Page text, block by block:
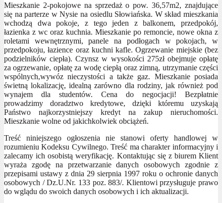
Mieszkanie 2-pokojowe na sprzedaż o pow. 36,57m2, znajdujące
się na parterze w Nysie na osiedlu Słowiańska. W skład mieszkania
wchodzą dwa pokoje, z tego jeden z balkonem, przedpokój,
łazienka z wc oraz kuchnia. Mieszkanie po remoncie, nowe okna z
roletami wewnętrznymi, panele na podłogach w pokojach, w
przedpokoju, łazience oraz kuchni kafle. Ogrzewanie miejskie (bez
podzielników ciepła). Czynsz w wysokości 275zł obejmuje opłatę
za ogrzewanie, opłatę za wodę ciepłą oraz zimną, utrzymanie części
wspólnych,wywóz nieczystości a także gaz. Mieszkanie posiada
świetną lokalizację, idealną zarówno dla rodziny, jak również pod
wynajem dla studentów. Cena do negocjacji! Bezpłatnie
prowadzimy doradztwo kredytowe, dzięki któremu uzyskają
Państwo najkorzystniejszy kredyt na zakup nieruchomości.
Mieszkanie wolne od jakichkolwiek obciążeń.
Treść niniejszego ogłoszenia nie stanowi oferty handlowej w
rozumieniu Kodeksu Cywilnego. Treść ma charakter informacyjny i
zalecamy ich osobistą weryfikację. Kontaktując się z biurem Klient
wyraża zgodę na przetwarzanie danych osobowych zgodnie z
przepisami ustawy z dnia 29 sierpnia 1997 roku o ochronie danych
osobowych / Dz.U.Nr. 133 poz. 883/. Klientowi przysługuje prawo
do wglądu do swoich danych osobowych i ich aktualizacji.